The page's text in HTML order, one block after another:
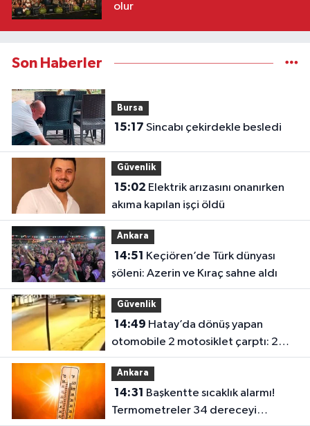
olur
Son Haberler
Bursa
15:17 Sincabı çekirdekle besledi
Güvenlik
15:02
akıma kapılan işçi öldü
Ankara
14:51
şöleni: Azerin ve Kıraç sahne aldı
Güvenlik
14:49
otomobile 2 motosiklet çarptı: 2
yaralı
Ankara
14:31
Termometreler 34 dereceyi